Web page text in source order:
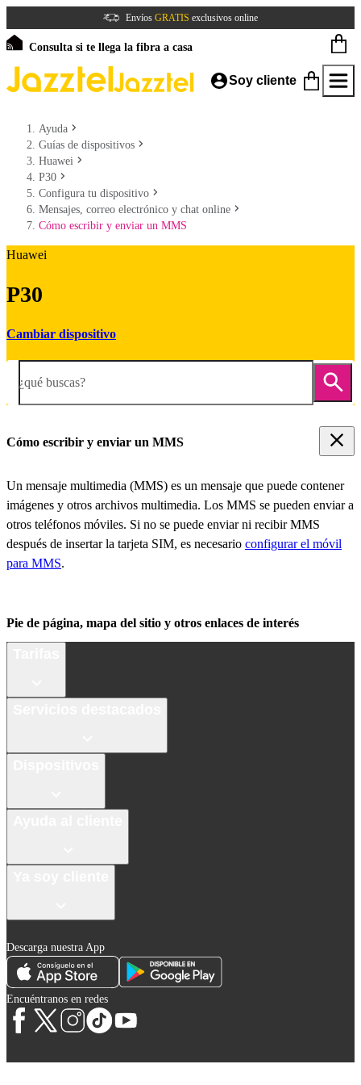
Envíos GRATIS exclusivos online
Consulta si te llega la fibra a casa
Soy cliente
Ayuda
Guías de dispositivos
Huawei
P30
Configura tu dispositivo
Mensajes, correo electrónico y chat online
Cómo escribir y enviar un MMS
Huawei
P30
Cambiar dispositivo
¿qué buscas?
Cómo escribir y enviar un MMS
Un mensaje multimedia (MMS) es un mensaje que puede contener
imágenes y otros archivos multimedia. Los MMS se pueden enviar a
otros teléfonos móviles. Si no se puede enviar ni recibir MMS
después de insertar la tarjeta SIM, es necesario configurar el móvil
para MMS.
Pie de página, mapa del sitio y otros enlaces de interés
Descarga nuestra App
Encuéntranos en redes